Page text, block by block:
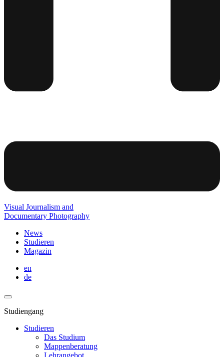
Visual Journalism and
Documentary Photography
News
Studieren
Magazin
en
de
Studiengang
Studieren
Das Studium
Mappenberatung